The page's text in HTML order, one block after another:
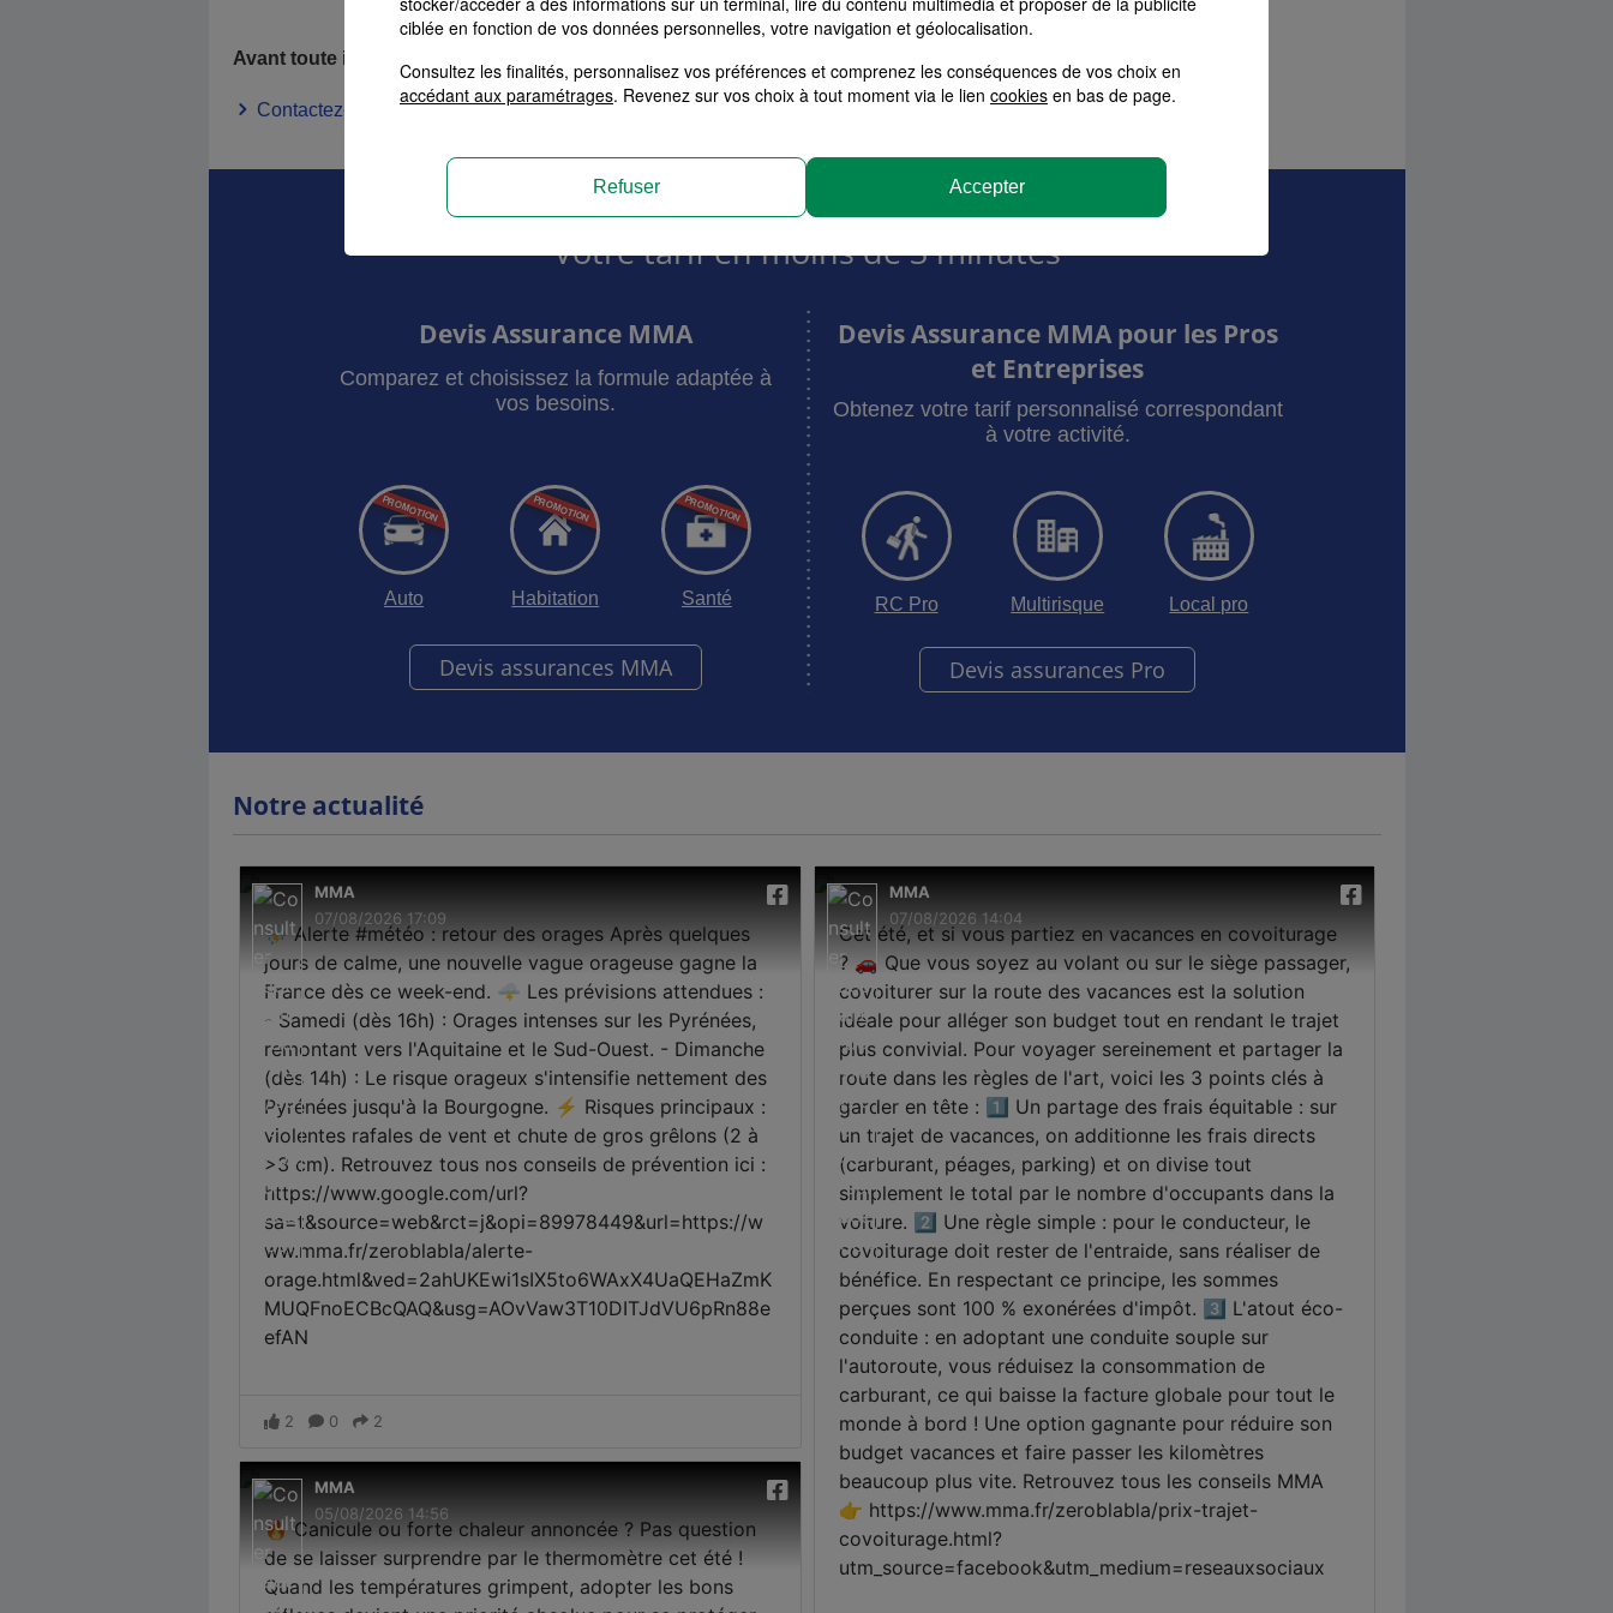
Besoin d’assistance, de dépannage, d’un véhicule de remplacement ?
Avant toute intervention, contactez le 01 40 25 59 59, 24h/24, 7j/7 - Prix d’un appel local
Contactez-moi
Votre tarif en moins de 3 minutes
Devis Assurance MMA
Comparez et choisissez la formule adaptée à
vos besoins.
Auto Habitation Santé
Devis assurances MMA
Devis Assurance MMA pour les Pros
et Entreprises
Obtenez votre tarif personnalisé correspondant
à votre activité.
RC Pro Multirisque Local pro
Devis assurances Pro
Notre actualité
ciblée en fonction de vos données personnelles, votre navigation et géolocalisation.
Consultez les finalités, personnalisez vos préférences et comprenez les conséquences de vos choix en
accédant aux paramétrages. Revenez sur vos choix à tout moment via le lien cookies en bas de page.
Refuser Accepter